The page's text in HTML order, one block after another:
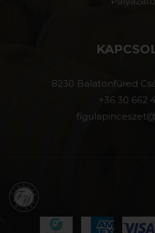
8230 Balatonfüred
+36 30 662